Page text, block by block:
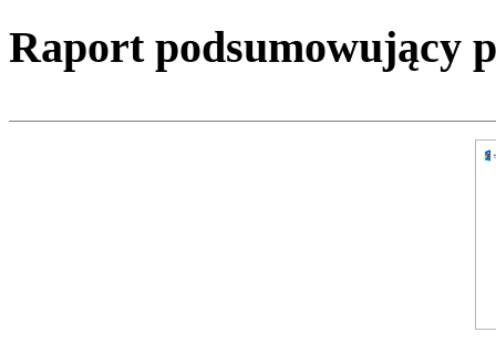
Raport podsumowujący